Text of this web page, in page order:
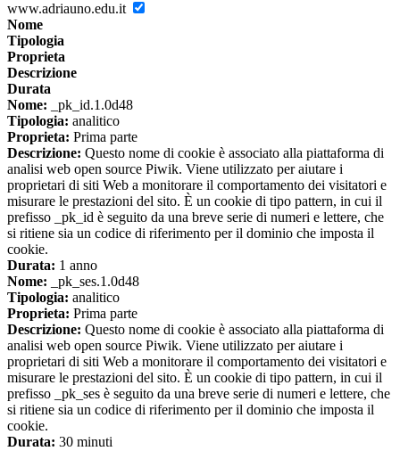
www.adriauno.edu.it
Nome
Tipologia
Proprieta
Descrizione
Durata
Nome: _pk_id.1.0d48
Tipologia: analitico
Proprieta: Prima parte
Descrizione: Questo nome di cookie è associato alla piattaforma di
analisi web open source Piwik. Viene utilizzato per aiutare i
proprietari di siti Web a monitorare il comportamento dei visitatori e
misurare le prestazioni del sito. È un cookie di tipo pattern, in cui il
prefisso _pk_id è seguito da una breve serie di numeri e lettere, che
si ritiene sia un codice di riferimento per il dominio che imposta il
cookie.
Durata: 1 anno
Nome: _pk_ses.1.0d48
Tipologia: analitico
Proprieta: Prima parte
Descrizione: Questo nome di cookie è associato alla piattaforma di
analisi web open source Piwik. Viene utilizzato per aiutare i
proprietari di siti Web a monitorare il comportamento dei visitatori e
misurare le prestazioni del sito. È un cookie di tipo pattern, in cui il
prefisso _pk_ses è seguito da una breve serie di numeri e lettere, che
si ritiene sia un codice di riferimento per il dominio che imposta il
cookie.
Durata: 30 minuti